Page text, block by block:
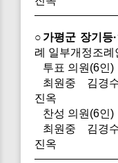
○가평군 장기등
례 일부개정조례
투표 의원(6인)
최원중 김경
진옥
찬성 의원(6인)
최원중 김경
진옥